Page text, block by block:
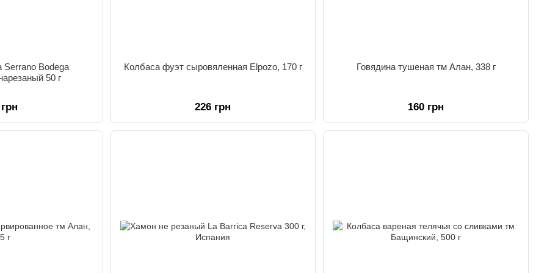
Bodega
50 г
Колбаса фуэт сыровяленная Elpozo, 170 г
226 грн
Говядина тушеная тм Алан, 338 г
160 грн